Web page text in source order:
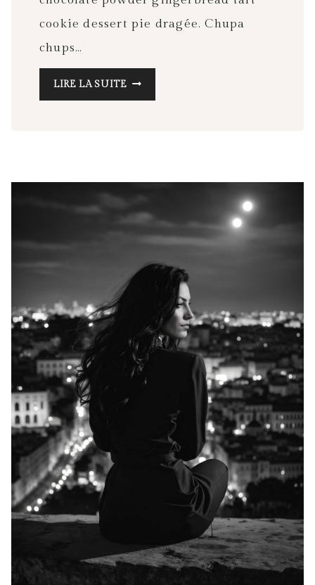
cookie dessert pie dragée. Chupa
chups…
LIRE LA SUITE ULTIMATE
TRAVEL